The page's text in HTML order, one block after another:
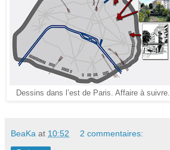
Dessins dans l’est de Paris. Affaire à suivre.
BeaKa at 10:52 2 commentaires: